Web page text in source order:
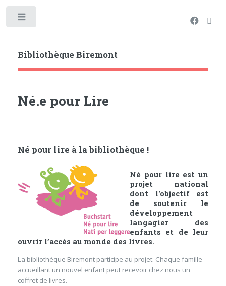
Bibliothèque Biremont
Né.e pour Lire
Né pour lire à la bibliothèque !
Né pour lire est un
projet national
dont l'objectif est
de soutenir le
développement
langagier des
enfants et de leur
ouvrir l’accès au monde des livres.
La bibliothèque Biremont participe au projet. Chaque famille
accueillant un nouvel enfant peut recevoir chez nous un
coffret de livres.